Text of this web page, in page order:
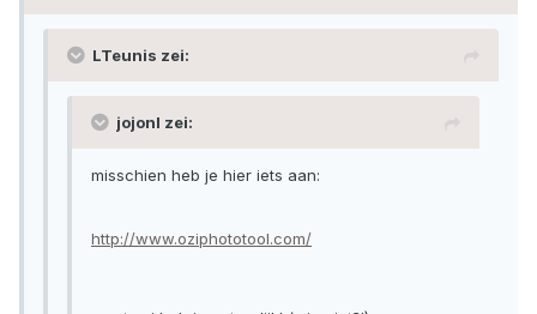
LTeunis zei:
jojonl zei:
misschien heb je hier iets aan:
http://www.oziphototool.com/